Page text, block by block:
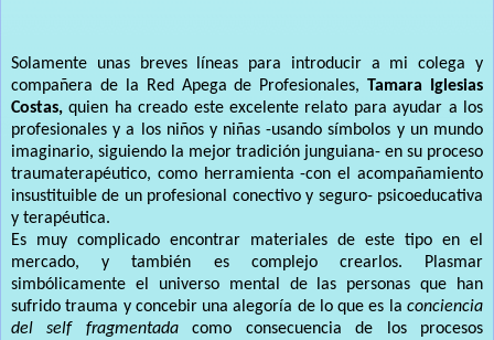
Solamente unas breves líneas para introducir a mi colega y
compañera de la Red Apega de Profesionales,Tamara Iglesias
Costas, quien ha creado este excelente relato para ayudar a los
profesionales y a los niños y niñas -usando símbolos y un mundo
imaginario, siguiendo la mejor tradición junguiana- en su proceso
traumaterapéutico, como herramienta -con el acompañamiento
insustituible de un profesional conectivo y seguro- psicoeducativa
y terapéutica.
Es muy complicado encontrar materiales de este tipo en el
mercado, y también es complejo crearlos. Plasmar
simbólicamente el universo mental de las personas que han
sufrido trauma y concebir una alegoría de lo que es la conciencia
del self fragmentadacomo consecuencia de los procesos